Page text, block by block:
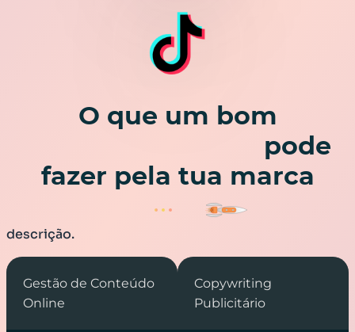
O que um bom
pode
fazer pela tua marca
descrição.
Gestão de Conteúdo
Online
Copywriting
Publicitário